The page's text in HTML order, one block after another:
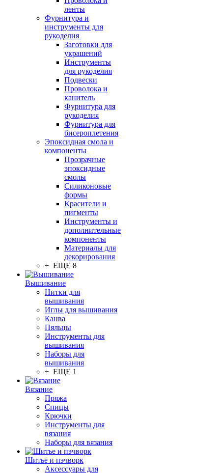
ленты
Фурнитура и
инструменты для
рукоделия
Заготовки для
украшений
Инструменты
для рукоделия
Подвески
Проволока и
канитель
Фурнитура для
рукоделия
Фурнитура для
бисероплетения
Эпоксидная смола и
компоненты
Прозрачные
эпоксидные
смолы
Силиконовые
формы
Красители и
пигменты
Инструменты и
дополнительные
компоненты
Материалы для
декорирования
+ ЕЩЕ 8
Вышивание
Нитки для
вышивания
Иглы для вышивания
Канва
Пяльцы
Инструменты для
вышивания
Наборы для
вышивания
+ ЕЩЕ 1
Вязание
Пряжа
Спицы
Крючки
Инструменты для
вязания
Наборы для вязания
Шитье и пэчворк
Аксессуары для